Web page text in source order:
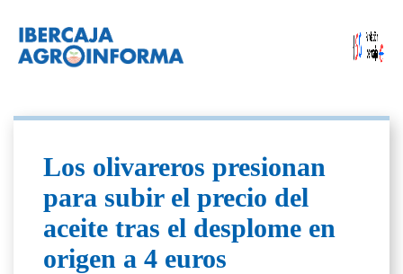
Los olivareros presionan
para subir el precio del
aceite tras el desplome en
origen a 4 euros